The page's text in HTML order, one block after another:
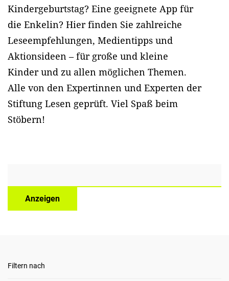
Kindergeburtstag? Eine geeignete App für
die Enkelin? Hier finden Sie zahlreiche
Leseempfehlungen, Medientipps und
Aktionsideen – für große und kleine
Kinder und zu allen möglichen Themen.
Alle von den Expertinnen und Experten der
Stiftung Lesen geprüft. Viel Spaß beim
Stöbern!
Anzeigen
Filtern nach